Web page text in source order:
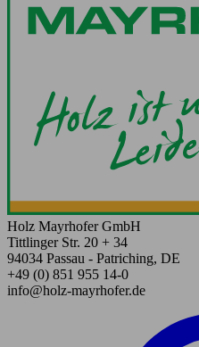
Holz Mayrhofer GmbH
Tittlinger Str. 20 + 34
94034 Passau - Patriching, DE
+49 (0) 851 955 14-0
info@holz-mayrhofer.de